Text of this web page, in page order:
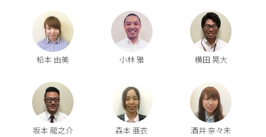
柗本 由美 小林 雅 横田 晃大
坂本 龍之介 森本 亜衣 酒井 奈々未